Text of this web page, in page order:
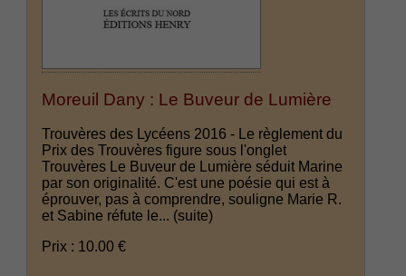
Moreuil Dany : Le Buveur de Lumière
Trouvères des Lycéens 2016 - Le règlement du
Prix des Trouvères figure sous l'onglet
Trouvères Le Buveur de Lumière séduit Marine
par son originalité. C'est une poésie qui est à
éprouver, pas à comprendre, souligne Marie R.
et Sabine réfute le... (suite)
Prix : 10.00 €